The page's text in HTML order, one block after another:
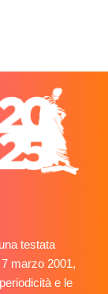
testata
marzo 2001,
e le